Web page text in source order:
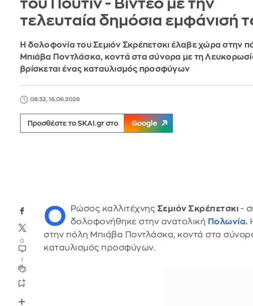
του Πούτιν - Βίντεο με την
τελευταία δημόσια εμφάνισή
Η δολοφονία του Σεμιόν Σκρέπετσκι έλαβε χώρα στην
Μπιάβα Ποντλάσκα, κοντά στα σύνορα με τη
βρίσκεται ένας καταυλισμός προσφύγων
08:32, 16.06.2026
Προσθέστε το SKAI.gr στο Google
0
1
Ο Ρώσος καλλιτέχνης Σεμιόν Σκρέπετσκι -
δολοφονήθηκε στην ανατολική Πολωνία.
στην πόλη Μπιάβα Ποντλάσκα, κοντά στα
καταυλισμός προσφύγων.